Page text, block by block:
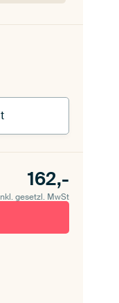
162,-
gesetzl. MwSt